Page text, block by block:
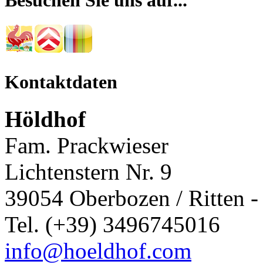
Kontaktdaten
Höldhof
Fam. Prackwieser
Lichtenstern Nr. 9
39054 Oberbozen / Ritten
Tel. (+39) 3496745016
info@hoeldhof.com